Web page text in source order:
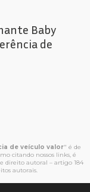
Baby
de
de veículo valor" é de
citando nossos links, é
direito autoral – artigo 184
autorais.